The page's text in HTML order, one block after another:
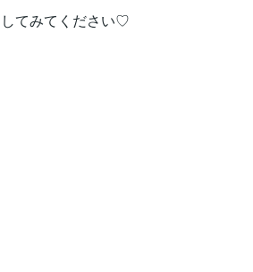
てみてください♡